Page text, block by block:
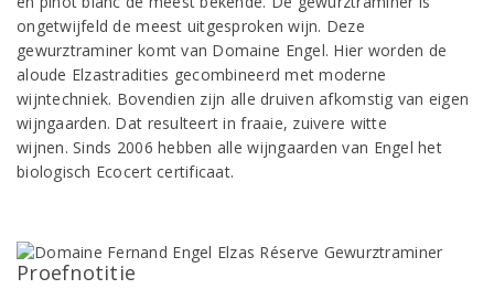
ongetwijfeld de meest uitgesproken wijn. Deze
gewurztraminer komt van Domaine Engel. Hier worden de
aloude Elzastradities gecombineerd met moderne
wijntechniek. Bovendien zijn alle druiven afkomstig van eigen
wijngaarden. Dat resulteert in fraaie, zuivere witte
wijnen. Sinds 2006 hebben alle wijngaarden van Engel het
biologisch Ecocert certificaat.
Proefnotitie